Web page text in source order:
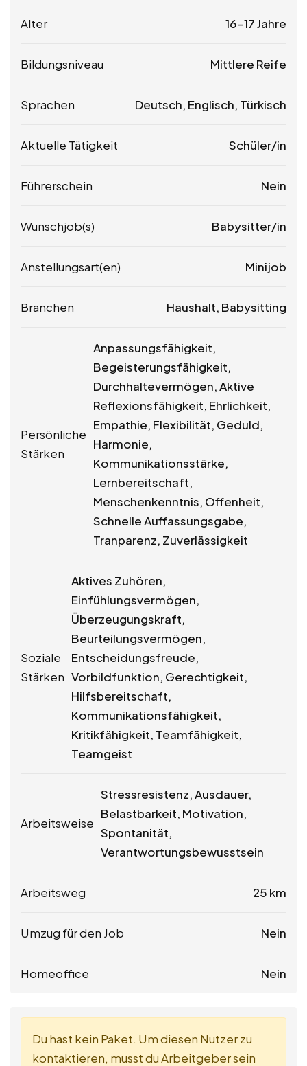
Alter 16-17 Jahre
Bildungsniveau Mittlere Reife
Sprachen Deutsch, Englisch, Türkisch
Aktuelle Tätigkeit Schüler/in
Führerschein Nein
Wunschjob(s) Babysitter/in
Anstellungsart(en) Minijob
Branchen Haushalt, Babysitting
Persönliche
Stärken
Anpassungsfähigkeit,
Begeisterungsfähigkeit,
Durchhaltevermögen, Aktive
Reflexionsfähigkeit, Ehrlichkeit,
Empathie, Flexibilität, Geduld,
Harmonie,
Kommunikationsstärke,
Lernbereitschaft,
Menschenkenntnis, Offenheit,
Schnelle Auffassungsgabe,
Tranparenz, Zuverlässigkeit
Soziale
Stärken
Aktives Zuhören,
Einfühlungsvermögen,
Überzeugungskraft,
Beurteilungsvermögen,
Entscheidungsfreude,
Vorbildfunktion, Gerechtigkeit,
Hilfsbereitschaft,
Kommunikationsfähigkeit,
Kritikfähigkeit, Teamfähigkeit,
Teamgeist
Arbeitsweise
Stressresistenz, Ausdauer,
Belastbarkeit, Motivation,
Spontanität,
Verantwortungsbewusstsein
Arbeitsweg 25 km
Umzug für den Job Nein
Homeoffice Nein
Du hast kein Paket. Um diesen Nutzer zu
kontaktieren, musst du Arbeitgeber sein